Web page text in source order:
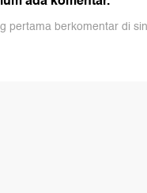
pertama berkomentar di